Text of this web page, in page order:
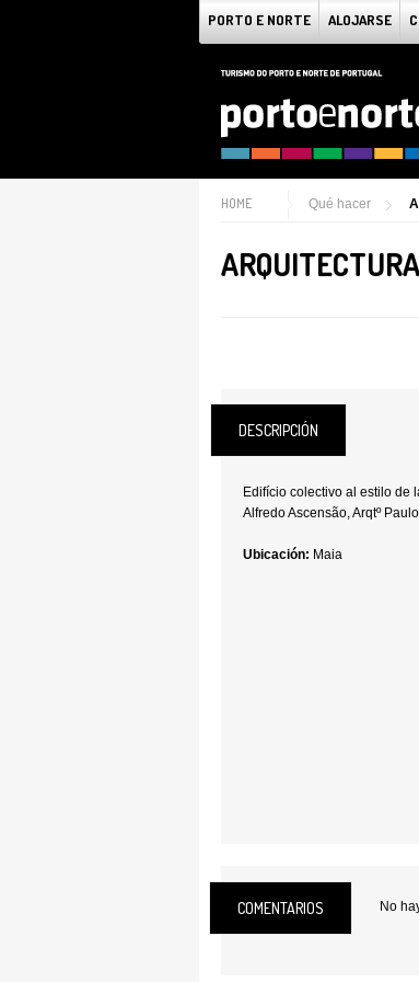
PORTO E NORTE ALOJARSE
HOME Qué hacer
DESCRIPCIÓN
Edifício colectivo al estilo de
Alfredo Ascensão, Arqtº
Ubicación: Maia
COMENTARIOS No